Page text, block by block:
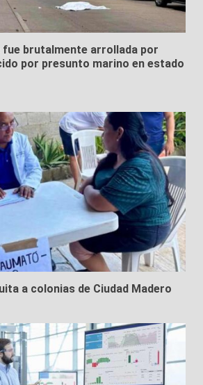
fue brutalmente arrollada por
por presunto marino en estado
a colonias de Ciudad Madero